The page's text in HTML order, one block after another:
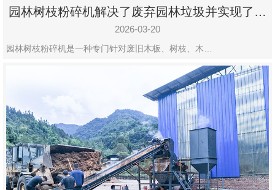
园林树枝粉碎机解决了废弃园林垃圾并实现了再
利用
2026-03-20
园林树枝粉碎机是一种专门针对废旧木板、树枝、木…